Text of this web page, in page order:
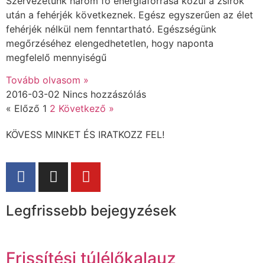
után a fehérjék következnek. Egész egyszerűen az élet
fehérjék nélkül nem fenntartható. Egészségünk
megőrzéséhez elengedhetetlen, hogy naponta
megfelelő mennyiségű
Tovább olvasom »
2016-03-02 Nincs hozzászólás
« Előző 1 2 Következő »
KÖVESS MINKET ÉS IRATKOZZ FEL!
Legfrissebb bejegyzések
Frissítési túlélőkalauz